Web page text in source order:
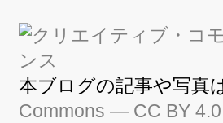
本ブログの記事や写真
Commons — CC BY 4.0